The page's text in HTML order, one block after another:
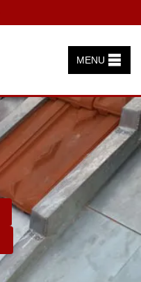
MENU